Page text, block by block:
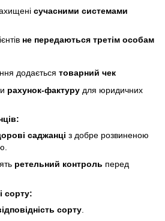
сучасними системами
не передаються третім особам
додається товарний чек
рахунок-фактуру для юридичних
саджанці з добре розвиненою
ретельний контроль перед
сорту:
сорту